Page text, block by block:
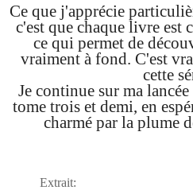
Ce que j'apprécie
c'est que chaque livre est
ce qui permet de
vraiment à fond. C'est
cette
Je continue sur ma
tome trois et demi, en
charmé par la plume
Extrait: